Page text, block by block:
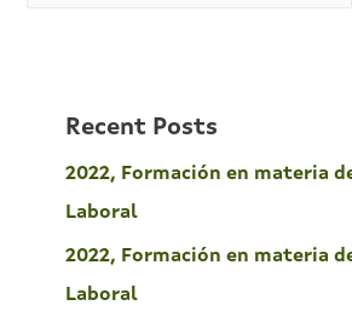
Recent Posts
2022, Formación en materia
Laboral
2022, Formación en materia
Laboral